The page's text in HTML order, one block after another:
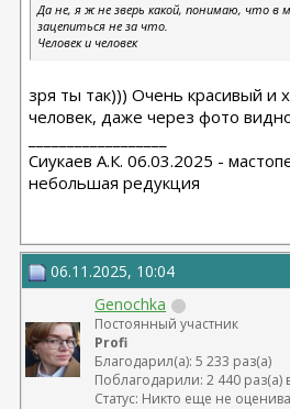
Да не, я ж не зверь какой, понимаю, что в
зацепиться не за что.
Человек и человек
зря ты так))) Очень красивый и
человек, даже через фото
Сиукаев А.К. 06.03.2025 -
небольшая редукция
06.11.2025, 10:04
Genochka
Постоянный участник
Profi
Благодарил(а): 5 233 раз(а)
Поблагодарили: 2 440
Статус: Никто еще не